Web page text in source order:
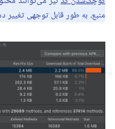
منبع، به طور قابل توجهی تغییر